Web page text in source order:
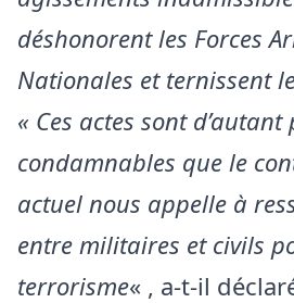
déshonorent les Forces
Nationales et ternissent
« Ces actes sont d’autant
condamnables que le
actuel nous appelle à
entre militaires et civils
terrorisme« , a-t-il